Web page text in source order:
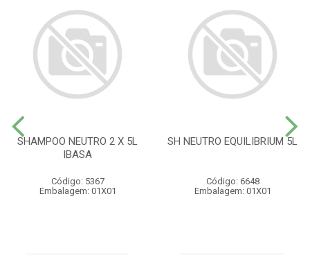
SHAMPOO NEUTRO 2 X 5L
IBASA
Código: 5367
Embalagem: 01X01
SH NEUTRO EQUILIBRIUM 5L
Código: 6648
Embalagem: 01X01